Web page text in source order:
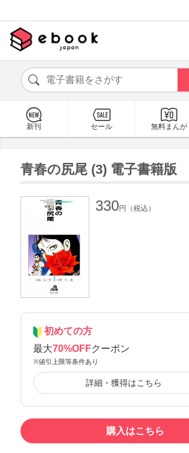
新刊 セール 無料まんが
青春の尻尾 (3) 電子書籍版
330円（税込）
初めての方
最大70%OFFクーポン
※値引上限等条件あり
詳細・獲得はこちら
購入はこちら